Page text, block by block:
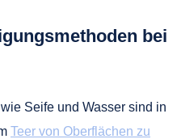
bei
Seife und Wasser sind in
Teer von Oberflächen zu